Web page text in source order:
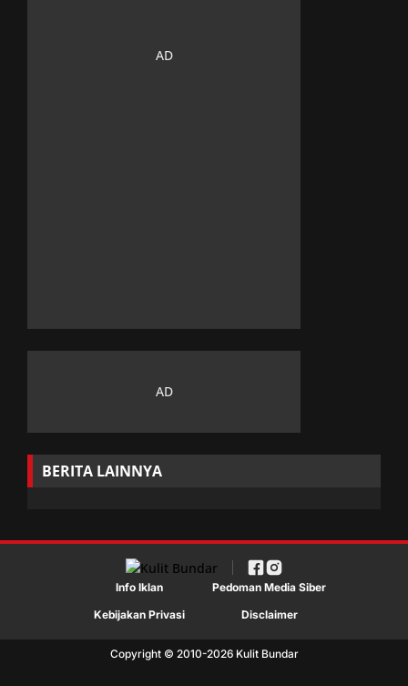
BERITA LAINNYA
Info Iklan
Pedoman Media Siber
Kebijakan Privasi
Disclaimer
Copyright © 2010-2026Kulit Bundar